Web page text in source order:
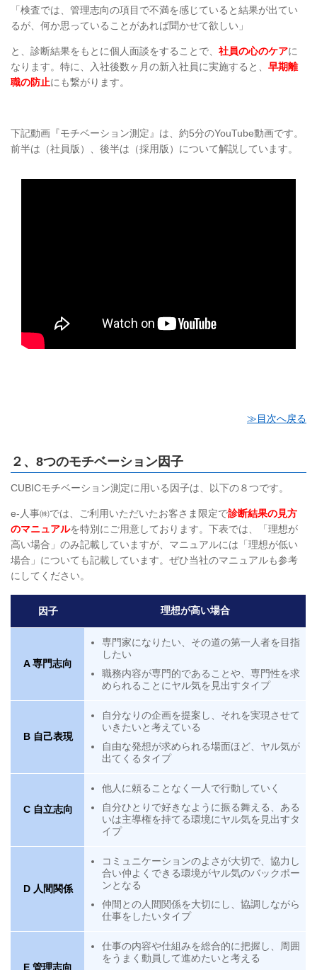
「検査では、管理志向の項目で不満を感じていると結果が出てい
るが、何か思っていることがあれば聞かせて欲しい」
と、診断結果をもとに個人面談をすることで、 社員の心のケアに
なります。特に、入社後数ヶ月の新入社員に実施すると、 早期離
職の防止にも繋がります。
下記動画『モチベーション測定』は、約5分のYouTube動画です。
前半は（社員版）、後半は（採用版）について解説しています。
≫目次へ戻る
２、8つのモチベーション因子
CUBICモチベーション測定に用いる因子は、以下の８つです。
e-人事㈱では、ご利用いただいたお客さま限定で診断結果の見方
のマニュアルを特別にご用意しております。下表では、「理想が
高い場合」のみ記載していますが、マニュアルには「理想が低い
場合」についても記載しています。ぜひ当社のマニュアルも参考
にしてください。
因子 理想が高い場合
A 専門志向
専門家になりたい、その道の第一人者を目指
したい
職務内容が専門的であることや、専門性を求
められることにヤル気を見出すタイプ
B 自己表現
自分なりの企画を提案し、それを実現させて
いきたいと考えている
自由な発想が求められる場面ほど、ヤル気が
出てくるタイプ
C 自立志向
他人に頼ることなく一人で行動していく
自分ひとりで好きなように振る舞える、ある
いは主導権を持てる環境にヤル気を見出すタ
イプ
D 人間関係
コミュニケーションのよさが大切で、協力し
合い仲よくできる環境がヤル気のバックボー
ンとなる
仲間との人間関係を大切にし、協調しながら
仕事をしたいタイプ
E 管理志向
仕事の内容や仕組みを総合的に把握し、周囲
をうまく動員して進めたいと考える